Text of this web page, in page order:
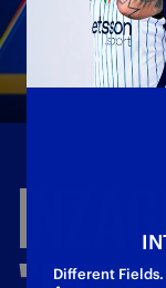
Different